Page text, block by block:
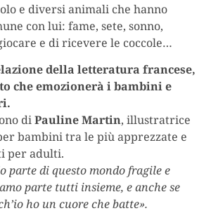
e diversi animali che hanno
con lui: fame, sete, sonno,
e di ricevere le coccole…
della letteratura francese,
che emozionerà i bambini e
diPauline Martin, illustratrice
bambini tra le più apprezzate e
per adulti.
parte di questo mondo fragile e
parte tutti insieme, e anche se
ho un cuore che batte».